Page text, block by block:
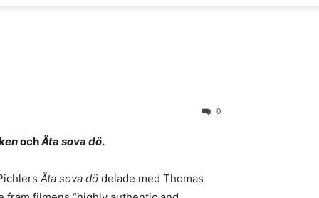
0
ochÄta sova dö.
Äta sova dö delade med Thomas